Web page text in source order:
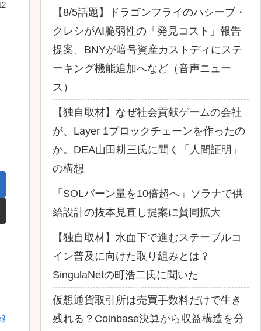
【8/5話題】ドラゴンフライのハシーブ・
クレシがAI脆弱性の「発見コスト」報告
提案、BNYが暗号資産カストディにステ
ーキング機能追加へなど（音声ニュー
ス）
【独自取材】なぜ社会貢献ゲームの会社
が、Layer 1ブロックチェーンを作ったの
か。DEA山田耕三氏に聞く「人間証明」
の構想
「SOLバーン量を10倍超へ」ソラナで供
給設計の抜本見直し提案に賛同拡大
【独自取材】水面下で進むステーブルコ
イン普及に向けた取り組みとは？
SingulaNetの町浩二氏に聞いた
仮想通貨取引所は売買手数料だけで生き
残れる？Coinbase決算から収益構造を分